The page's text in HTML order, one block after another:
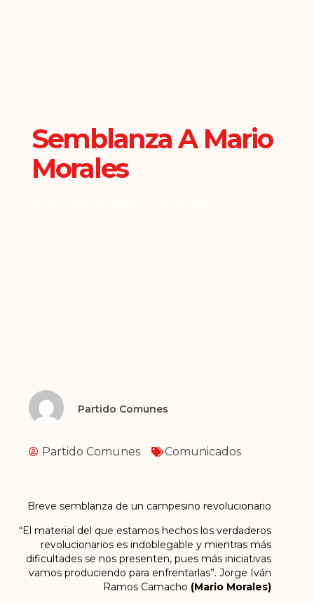
Semblanza A Mario
Morales
Partido Comunes
Partido Comunes Comunicados
Breve semblanza de un campesino revolucionario
“El material del que estamos hechos los verdaderos
revolucionarios es indoblegable y mientras más
dificultades se nos presenten, pues más iniciativas
vamos produciendo para enfrentarlas”. Jorge Iván
Ramos Camacho (Mario Morales)